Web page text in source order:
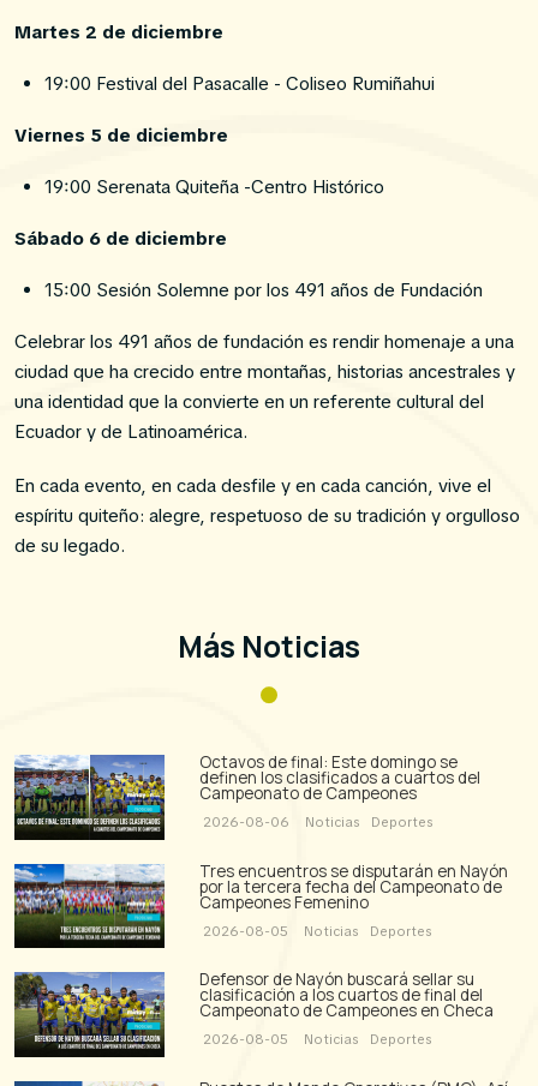
Martes 2 de diciembre
19:00 Festival del Pasacalle - Coliseo Rumiñahui
Viernes 5 de diciembre
19:00 Serenata Quiteña -Centro Histórico
Sábado 6 de diciembre
15:00 Sesión Solemne por los 491 años de Fundación
Celebrar los 491 años de fundación es rendir homenaje a una
ciudad que ha crecido entre montañas, historias ancestrales y
una identidad que la convierte en un referente cultural del
Ecuador y de Latinoamérica.
En cada evento, en cada desfile y en cada canción, vive el
espíritu quiteño: alegre, respetuoso de su tradición y orgulloso
de su legado.
Más Noticias
Octavos de final: Este domingo se
definen los clasificados a cuartos del
Campeonato de Campeones
2026-08-06 Noticias Deportes
Tres encuentros se disputarán en Nayón
por la tercera fecha del Campeonato de
Campeones Femenino
2026-08-05 Noticias Deportes
Defensor de Nayón buscará sellar su
clasificación a los cuartos de final del
Campeonato de Campeones en Checa
2026-08-05 Noticias Deportes